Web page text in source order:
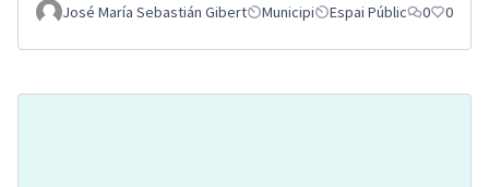
José María Sebastián Gibert Municipi Espai Públic 0 0